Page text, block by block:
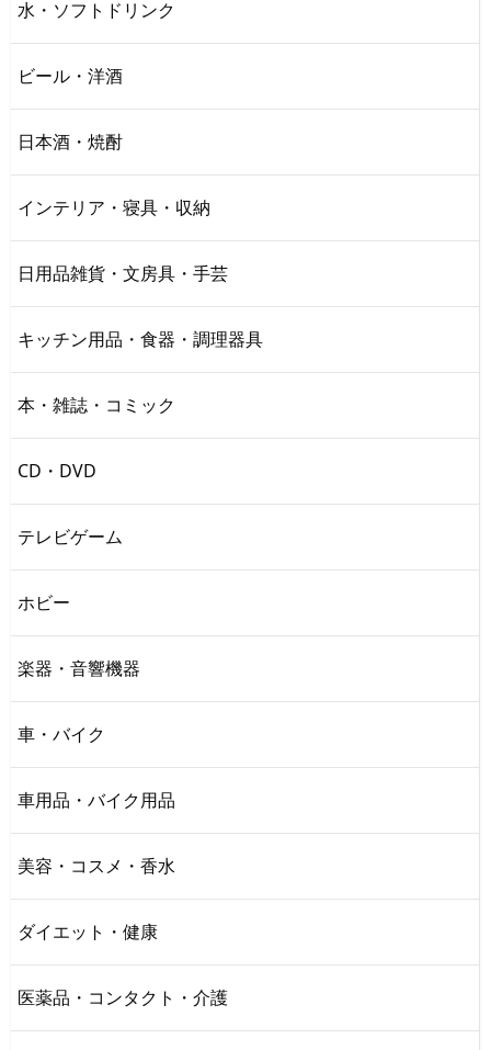
水・ソフトドリンク
ビール・洋酒
日本酒・焼酎
インテリア・寝具・収納
日用品雑貨・文房具・手芸
キッチン用品・食器・調理器具
本・雑誌・コミック
CD・DVD
テレビゲーム
ホビー
楽器・音響機器
車・バイク
車用品・バイク用品
美容・コスメ・香水
ダイエット・健康
医薬品・コンタクト・介護